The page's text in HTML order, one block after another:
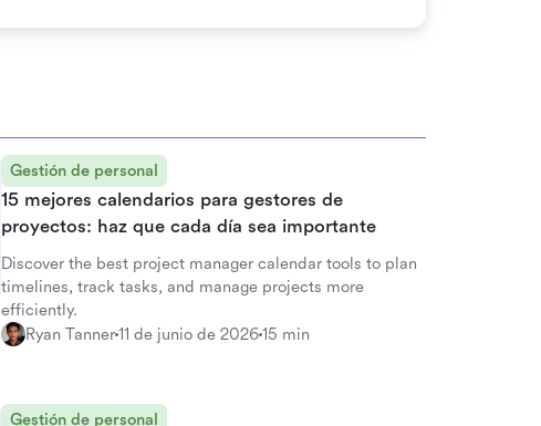
Gestión de personal
15 mejores calendarios para gestores de
proyectos: haz que cada día sea importante
Discover the best project manager calendar tools to plan
timelines, track tasks, and manage projects more
efficiently.
Ryan Tanner11 de junio de 202615 min
Gestión de personal